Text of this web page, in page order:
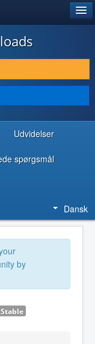
Udvidelser
spørgsmål
Dansk
by
Stable